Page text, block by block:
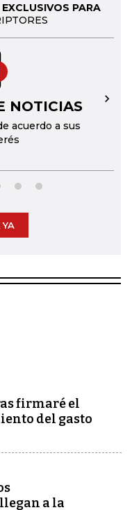
PARA
NOTICIAS
acuerdo a sus
→
YA
firmaré el
del gasto
a la